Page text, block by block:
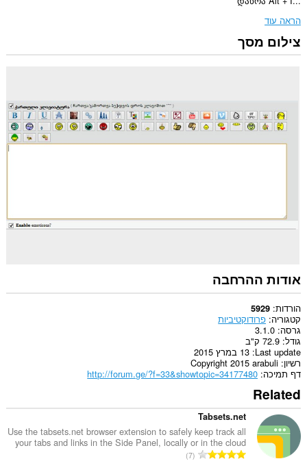
הראה עוד
צילום מסך
אודות ההרחבה
הורדות 5929
קטגוריה פרודוקטיביות
גרסה 3.1.0
גודל 72.9 ק"ב
Last update 13 במרץ 2015
רשיון Copyright 2015 arabuli
דף תמיכה http://forum.ge/?f=33&showtopic=34177480
Related
Tabsets.net
Use the tabsets.net browser extension to safely keep track all
your tabs and links in the Side Panel, locally or in the cloud
מ7